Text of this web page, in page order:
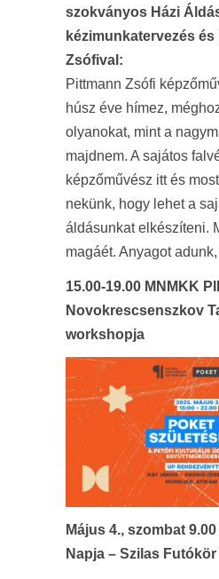
szokványos Házi
kézimunkatervezés
Zsófival:
Pittmann Zsófi
húsz éve hímez,
olyanokat, mint a
majdnem. A sajátos
képzőművész itt és
nekünk, hogy lehet a
áldásunkat elkészíteni.
magáét. Anyagot
15.00-19.00 MNMKK
Novokrescsenszkov
workshopja
Május 4., szombat
Napja – Szilas Futókör